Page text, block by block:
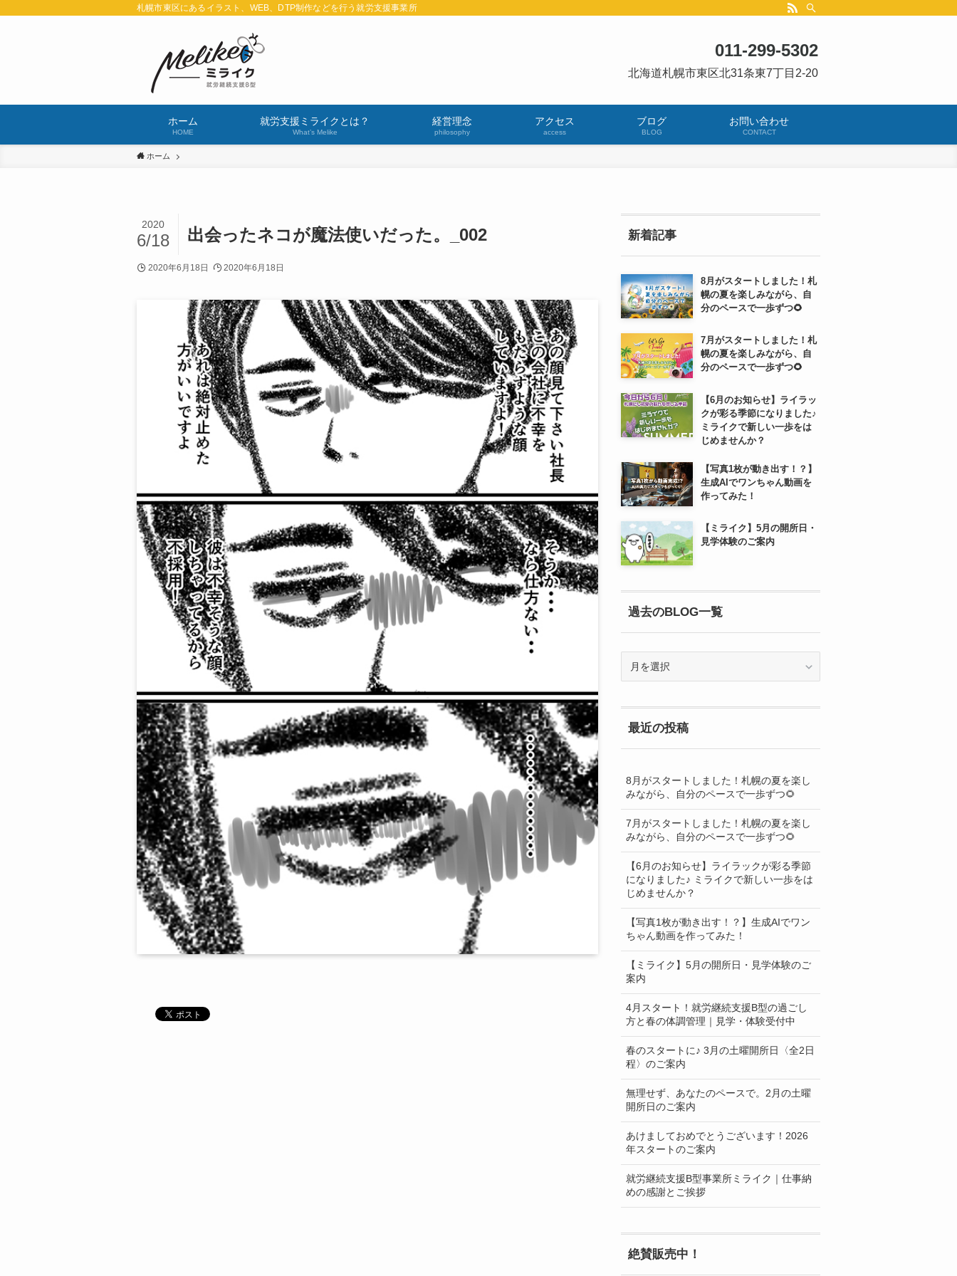
札幌市東区にあるイラスト、WEB、DTP制作などを行う就労支援事業所
ホーム
HOME
就労支援ミライクとは？
What’s Melike
経営理念
philosophy
アクセス
access
ブログ
BLOG
お問い合わせ
CONTACT
011-299-5302
北海道札幌市東区北31条東7丁目2-20
ホーム
出会ったネコが魔法使いだった。_002
2020
6/18
2020年6月18日 2020年6月18日
新着記事
8月がスタートしました！札
幌の夏を楽しみながら、自
分のペースで一歩ずつ🌻
7月がスタートしました！札
幌の夏を楽しみながら、自
分のペースで一歩ずつ🌻
【6月のお知らせ】ライラッ
クが彩る季節になりました♪
ミライクで新しい一歩をは
じめませんか？
【写真1枚が動き出す！？】
生成AIでワンちゃん動画を
作ってみた！
【ミライク】5月の開所日・
見学体験のご案内
過去のBLOG一覧
BLOG
覧
最近の投稿
8月がスタートしました！札幌の夏を楽し
みながら、自分のペースで一歩ずつ🌻
7月がスタートしました！札幌の夏を楽し
みながら、自分のペースで一歩ずつ🌻
【6月のお知らせ】ライラックが彩る季節
になりました♪ ミライクで新しい一歩をは
じめませんか？
【写真1枚が動き出す！？】生成AIでワン
ちゃん動画を作ってみた！
【ミライク】5月の開所日・見学体験のご
案内
4月スタート！就労継続支援B型の過ごし
方と春の体調管理｜見学・体験受付中
春のスタートに♪ 3月の土曜開所日〈全2日
程〉のご案内
無理せず、あなたのペースで。2月の土曜
開所日のご案内
あけましておめでとうございます！2026
年スタートのご案内
就労継続支援B型事業所ミライク｜仕事納
めの感謝とご挨拶
絶賛販売中！